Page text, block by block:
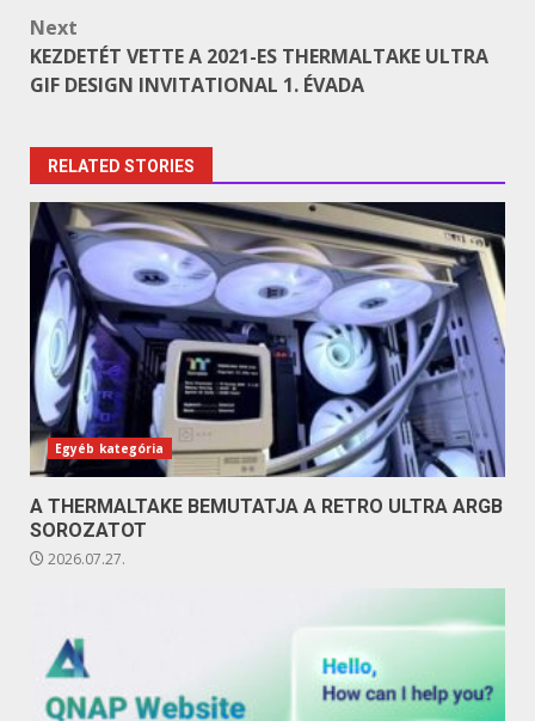
Next
KEZDETÉT VETTE A 2021-ES THERMALTAKE ULTRA
GIF DESIGN INVITATIONAL 1. ÉVADA
RELATED STORIES
Egyéb kategória
A THERMALTAKE BEMUTATJA A RETRO ULTRA ARGB
SOROZATOT
2026.07.27.